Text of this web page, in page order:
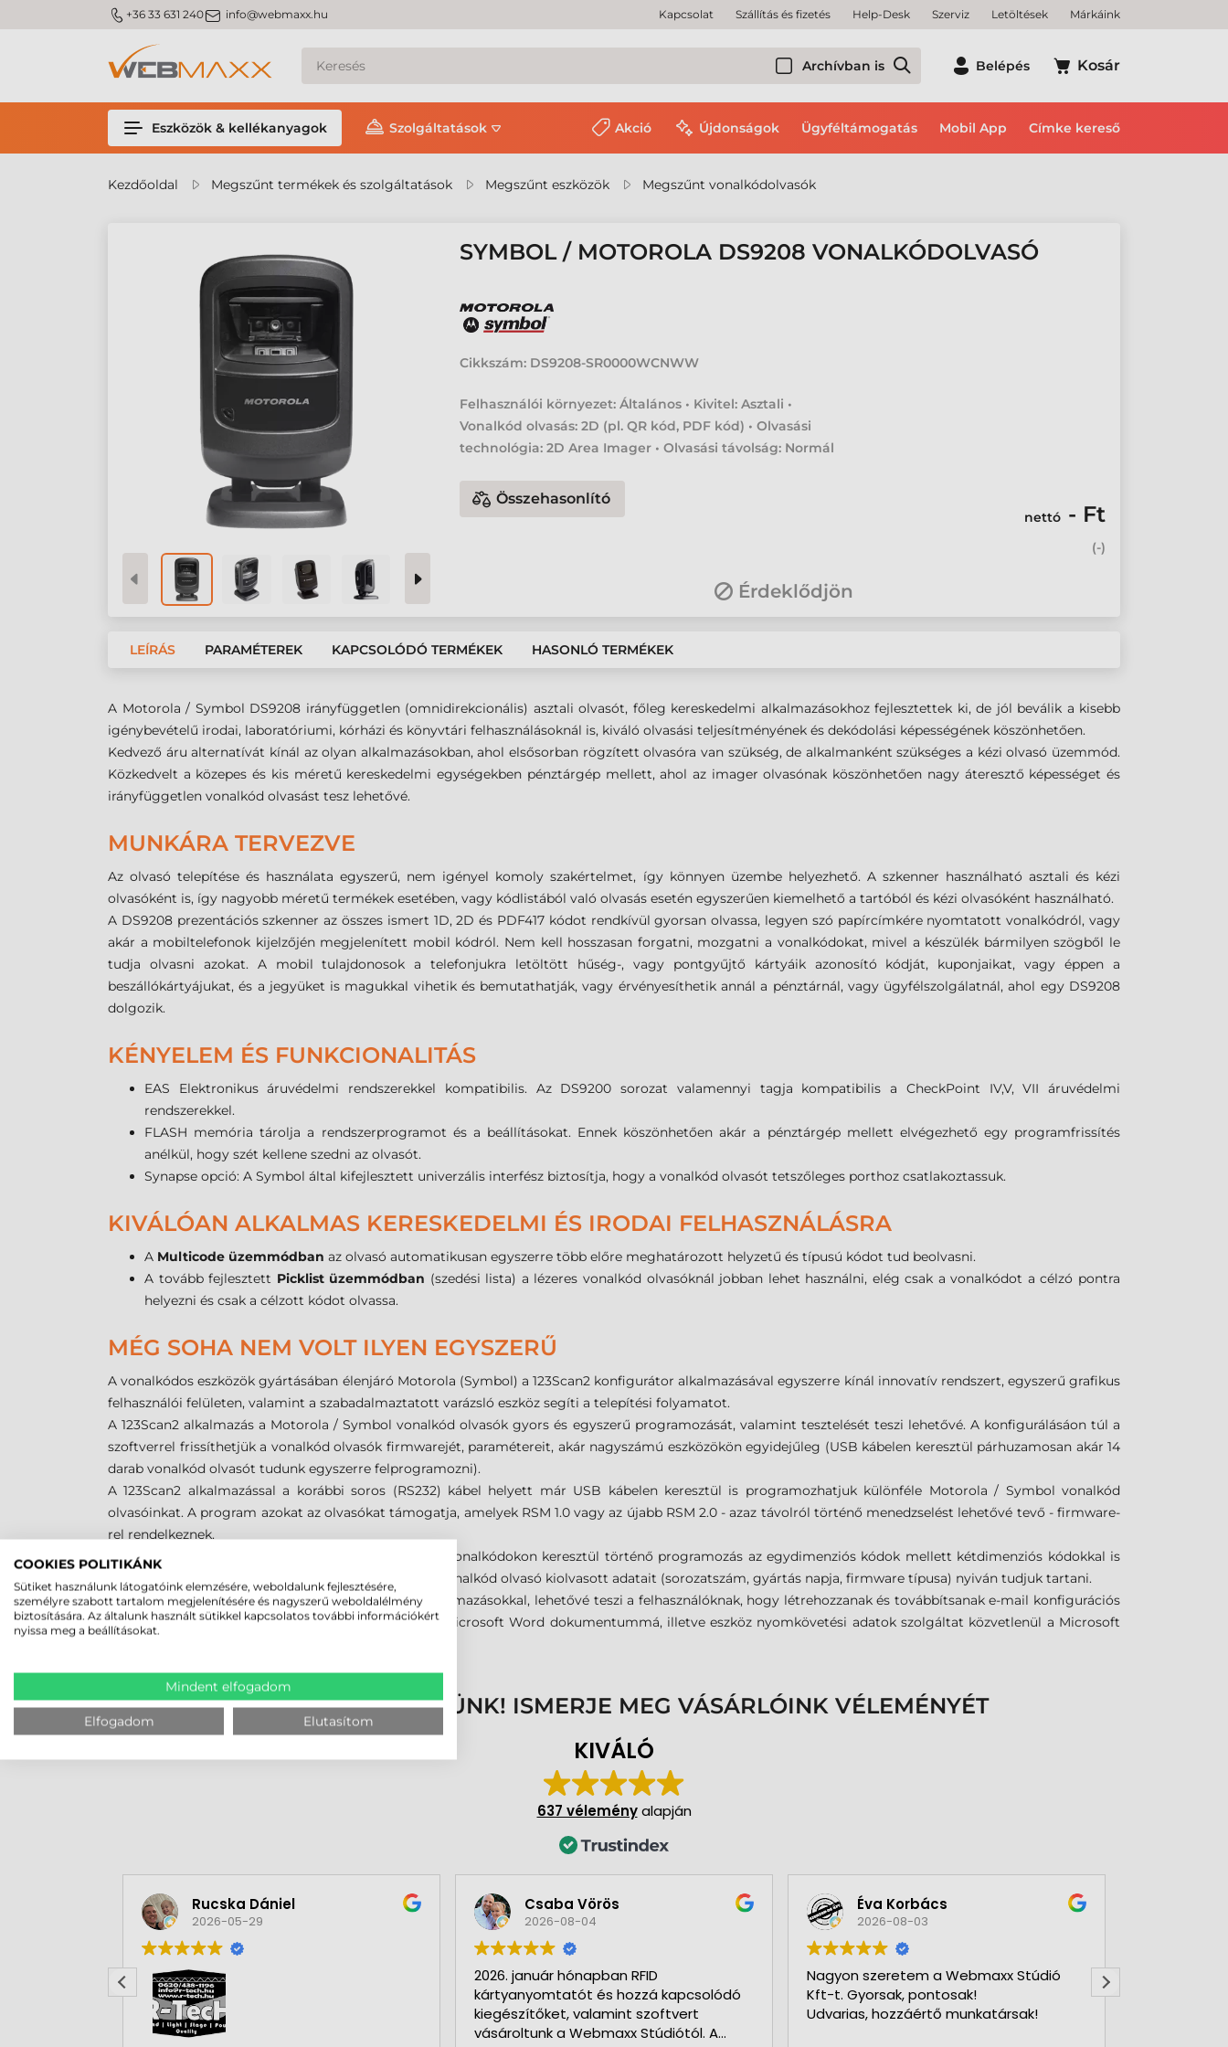
m_phone +36 33 631 240m_email info@webmaxx.hu Kapcsolat Szállítás és fizetés Help-Desk Szerviz Letöltések Márkáink
Archívban is Belépés Kosár
Eszközök & kellékanyagok Szolgáltatások Akció Újdonságok Ügyféltámogatás Mobil App Címke kereső
Kezdőoldal Megszűnt termékek és szolgáltatások Megszűnt eszközök Megszűnt vonalkódolvasók
SYMBOL / MOTOROLA DS9208 VONALKÓDOLVASÓ
Cikkszám: DS9208-SR0000WCNWW
Felhasználói környezet: Általános • Kivitel: Asztali •
Vonalkód olvasás: 2D (pl. QR kód, PDF kód) • Olvasási
technológia: 2D Area Imager • Olvasási távolság: Normál
Összehasonlító
nettó - Ft
(-)
Érdeklődjön
LEÍRÁS PARAMÉTEREK KAPCSOLÓDÓ TERMÉKEK HASONLÓ TERMÉKEK
A Motorola / Symbol DS9208 irányfüggetlen (omnidirekcionális) asztali olvasót, főleg kereskedelmi alkalmazásokhoz fejlesztettek ki, de jól beválik a kisebb
igénybevételű irodai, laboratóriumi, kórházi és könyvtári felhasználásoknál is, kiváló olvasási teljesítményének és dekódolási képességének köszönhetően.
Kedvező áru alternatívát kínál az olyan alkalmazásokban, ahol elsősorban rögzített olvasóra van szükség, de alkalmanként szükséges a kézi olvasó üzemmód.
Közkedvelt a közepes és kis méretű kereskedelmi egységekben pénztárgép mellett, ahol az imager olvasónak köszönhetően nagy áteresztő képességet és
irányfüggetlen vonalkód olvasást tesz lehetővé.
MUNKÁRA TERVEZVE
Az olvasó telepítése és használata egyszerű, nem igényel komoly szakértelmet, így könnyen üzembe helyezhető. A szkenner használható asztali és kézi
olvasóként is, így nagyobb méretű termékek esetében, vagy kódlistából való olvasás esetén egyszerűen kiemelhető a tartóból és kézi olvasóként használható.
A DS9208 prezentációs szkenner az összes ismert 1D, 2D és PDF417 kódot rendkívül gyorsan olvassa, legyen szó papírcímkére nyomtatott vonalkódról, vagy
akár a mobiltelefonok kijelzőjén megjelenített mobil kódról. Nem kell hosszasan forgatni, mozgatni a vonalkódokat, mivel a készülék bármilyen szögből le
tudja olvasni azokat. A mobil tulajdonosok a telefonjukra letöltött hűség-, vagy pontgyűjtő kártyáik azonosító kódját, kuponjaikat, vagy éppen a
beszállókártyájukat, és a jegyüket is magukkal vihetik és bemutathatják, vagy érvényesíthetik annál a pénztárnál, vagy ügyfélszolgálatnál, ahol egy DS9208
dolgozik.
KÉNYELEM ÉS FUNKCIONALITÁS
EAS Elektronikus áruvédelmi rendszerekkel kompatibilis. Az DS9200 sorozat valamennyi tagja kompatibilis a CheckPoint IV,V, VII áruvédelmi
rendszerekkel.
FLASH memória tárolja a rendszerprogramot és a beállításokat. Ennek köszönhetően akár a pénztárgép mellett elvégezhető egy programfrissítés
anélkül, hogy szét kellene szedni az olvasót.
Synapse opció: A Symbol által kifejlesztett univerzális interfész biztosítja, hogy a vonalkód olvasót tetszőleges porthoz csatlakoztassuk.
KIVÁLÓAN ALKALMAS KERESKEDELMI ÉS IRODAI FELHASZNÁLÁSRA
A Multicode üzemmódban az olvasó automatikusan egyszerre több előre meghatározott helyzetű és típusú kódot tud beolvasni.
A tovább fejlesztett Picklist üzemmódban (szedési lista) a lézeres vonalkód olvasóknál jobban lehet használni, elég csak a vonalkódot a célzó pontra
helyezni és csak a célzott kódot olvassa.
MÉG SOHA NEM VOLT ILYEN EGYSZERŰ
A vonalkódos eszközök gyártásában élenjáró Motorola (Symbol) a 123Scan2 konfigurátor alkalmazásával egyszerre kínál innovatív rendszert, egyszerű grafikus
felhasználói felületen, valamint a szabadalmaztatott varázsló eszköz segíti a telepítési folyamatot.
A 123Scan2 alkalmazás a Motorola / Symbol vonalkód olvasók gyors és egyszerű programozását, valamint tesztelését teszi lehetővé. A konfigurálásáon túl a
szoftverrel frissíthetjük a vonalkód olvasók firmwarejét, paramétereit, akár nagyszámú eszközökön egyidejűleg (USB kábelen keresztül párhuzamosan akár 14
darab vonalkód olvasót tudunk egyszerre felprogramozni).
A 123Scan2 alkalmazással a korábbi soros (RS232) kábel helyett már USB kábelen keresztül is programozhatjuk különféle Motorola / Symbol vonalkód
olvasóinkat. A program azokat az olvasókat támogatja, amelyek RSM 1.0 vagy az újabb RSM 2.0 - azaz távolról történő menedzselést lehetővé tevő - firmware-
rel rendelkeznek.
A szoftver további újdonsága, hogy a kinyomtatott vonalkódokon keresztül történő programozás az egydimenziós kódok mellett kétdimenziós kódokkal is
történhet. Lehetővé teszi, hogy az általunk használt vonalkód olvasó kiolvasott adatait (sorozatszám, gyártás napja, firmware típusa) nyiván tudjuk tartani.
Az 123Scan2 kompatibilis a legnépszerűbb irodai alkalmazásokkal, lehetővé teszi a felhasználóknak, hogy létrehozzanak és továbbítsanak e-mail konfigurációs
fájlokat, mentsék a vonalkód konfigurációs lapokat Microsoft Word dokumentummá, illetve eszköz nyomkövetési adatok szolgáltat közvetlenül a Microsoft
MEGBÍZHAT BENNÜNK! ISMERJE MEG VÁSÁRLÓINK VÉLEMÉNYÉT
KIVÁLÓ
637 véleményalapján
Rucska Dániel
2026-05-29
Csaba Vörös
2026-08-04
2026. január hónapban RFID
kártyanyomtatót és hozzá kapcsolódó
kiegészítőket, valamint szoftvert
vásároltunk a Webmaxx Stúdiótól. A
Éva Korbács
2026-08-03
Nagyon szeretem a Webmaxx Stúdió
Kft-t. Gyorsak, pontosak!
Udvarias, hozzáértő munkatársak!
COOKIES POLITIKÁNK
Sütiket használunk látogatóink elemzésére, weboldalunk fejlesztésére,
személyre szabott tartalom megjelenítésére és nagyszerű weboldalélmény
biztosítására. Az általunk használt sütikkel kapcsolatos további információkért
nyissa meg a beállításokat.
Mindent elfogadom
Elfogadom Elutasítom